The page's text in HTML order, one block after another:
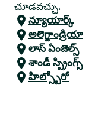
చూడవచ్చు.
న్యూయార్క్
అలెగ్జాండ్రియా
లాస్ ఏంజెల్స్
శాండీ స్ప్రింగ్స్
హిల్స్బోరో